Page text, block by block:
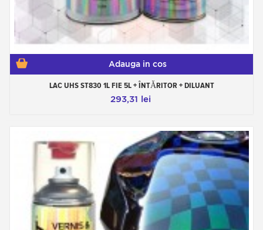
Adauga in cos
LAC UHS ST830 1L FIE 5L + ÎNTĂRITOR + DILUANT
293,31 lei